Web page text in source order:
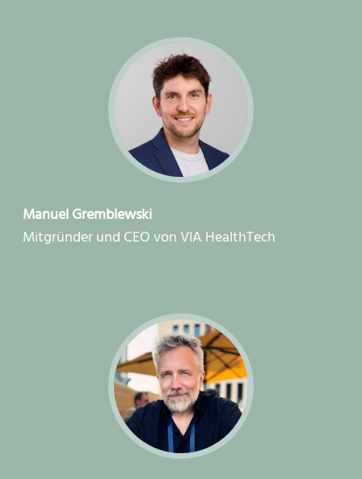
Manuel Gremblewski
Mitgründer und CEO von VIA HealthTech